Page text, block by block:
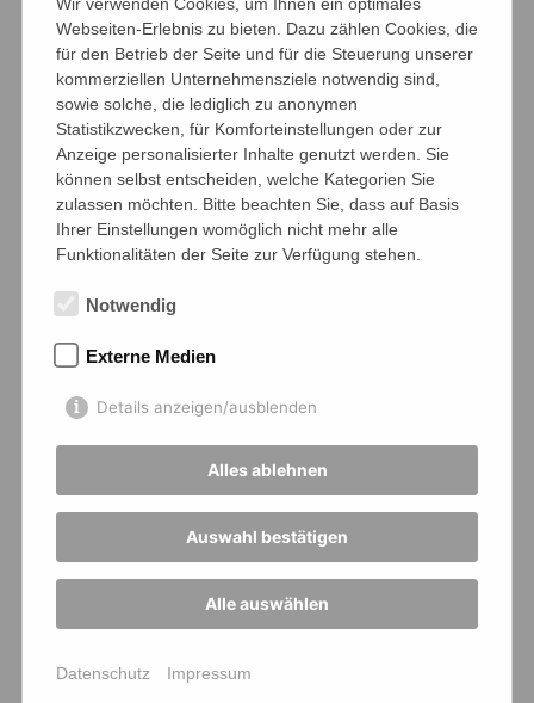
Webseiten-Erlebnis zu bieten. Dazu zählen Cookies, die
für den Betrieb der Seite und für die Steuerung unserer
kommerziellen Unternehmensziele notwendig sind,
sowie solche, die lediglich zu anonymen
Statistikzwecken, für Komforteinstellungen oder zur
Anzeige personalisierter Inhalte genutzt werden. Sie
können selbst entscheiden, welche Kategorien Sie
zulassen möchten. Bitte beachten Sie, dass auf Basis
Ihrer Einstellungen womöglich nicht mehr alle
Funktionalitäten der Seite zur Verfügung stehen.
Notwendig
Externe Medien
Details anzeigen/ausblenden
Alles ablehnen
Auswahl bestätigen
Alle auswählen
Datenschutz Impressum